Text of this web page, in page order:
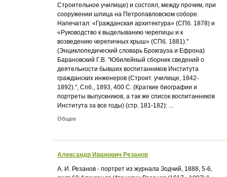
Строительное училище) и состоял, между прочим, при
сооружении шпица на Петропавловском соборе.
Напечатал: «Гражданская архитектура» (СПб. 1878) и
«Руководство к выделыванию черепицы и к
возведению черепичных крыш» (СПб. 1881)."
(Энциклопедический словарь Брокгауза и Ефрона)
Барановский Г.В. "Юбилейный сборник сведений о
деятельности бывших воспитанников Института
гражданских инженеров (Строит. училище, 1842-
1892).", Спб., 1893, 400 С. (Краткие биографии и
портреты выпускников, а так же список воспитанников
Института за все годы) (стр. 181-182): ...
Общее
Александр Иванович Резанов
А. И. Резанов - портрет из журнала Зодчий, 1888, 5-6,